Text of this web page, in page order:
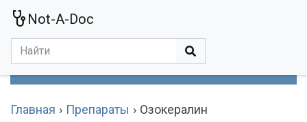
Not-A-Doc
Главная Препараты Озокералин